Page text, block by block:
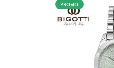
PROMO